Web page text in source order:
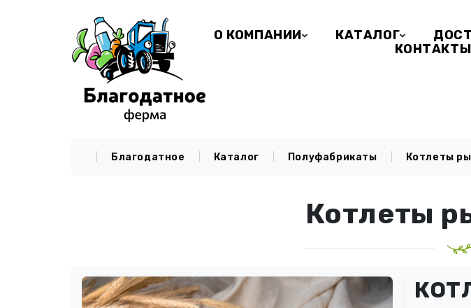
О КОМПАНИИ КАТАЛОГ
КОНТАКТЫ
Благодатное Каталог Полуфабрикаты Котлеты
Котлеты